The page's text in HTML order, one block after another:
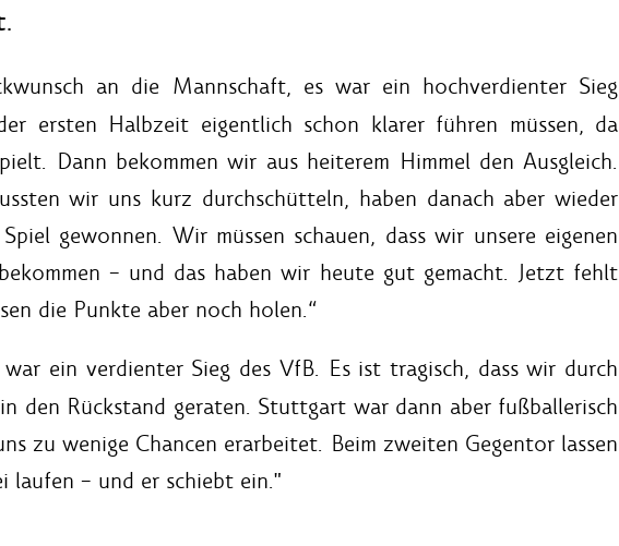
an die Mannschaft, es war ein hochverdienter Sieg
ersten Halbzeit eigentlich schon klarer führen müssen, da
Dann bekommen wir aus heiterem Himmel den Ausgleich.
wir uns kurz durchschütteln, haben danach aber wieder
gewonnen. Wir müssen schauen, dass wir unsere eigenen
– und das haben wir heute gut gemacht. Jetzt fehlt
die Punkte aber noch holen.“
war ein verdienter Sieg des VfB. Es ist tragisch, dass wir durch
den Rückstand geraten. Stuttgart war dann aber fußballerisch
zu wenige Chancen erarbeitet. Beim zweiten Gegentor lassen
laufen – und er schiebt ein."